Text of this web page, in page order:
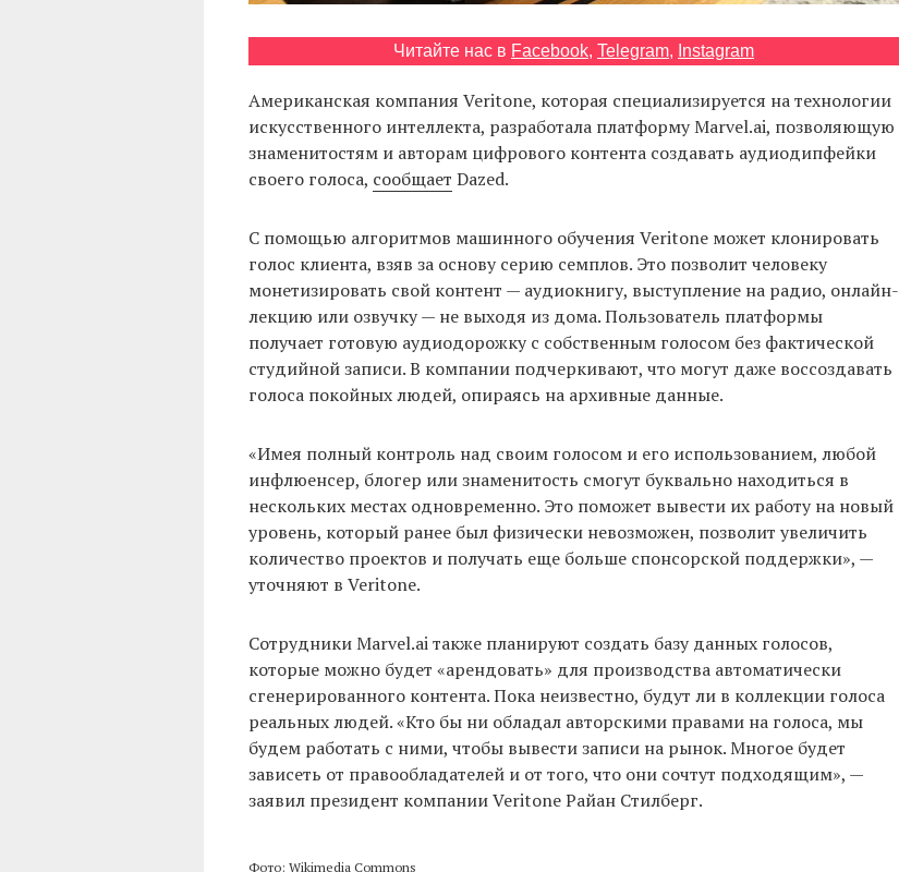
Читайте нас в Facebook, Telegram, Instagram
Американская компания Veritone, которая специализируется на технологии
искусственного интеллекта, разработала платформу Marvel.ai, позволяющую
знаменитостям и авторам цифрового контента создавать аудиодипфейки
своего голоса, сообщает Dazed.
С помощью алгоритмов машинного обучения Veritone может клонировать
голос клиента, взяв за основу серию семплов. Это позволит человеку
монетизировать свой контент — аудиокнигу, выступление на радио, онлайн-
лекцию или озвучку — не выходя из дома. Пользователь платформы
получает готовую аудиодорожку с собственным голосом без фактической
студийной записи. В компании подчеркивают, что могут даже воссоздавать
голоса покойных людей, опираясь на архивные данные.
«Имея полный контроль над своим голосом и его использованием, любой
инфлюенсер, блогер или знаменитость смогут буквально находиться в
нескольких местах одновременно. Это поможет вывести их работу на новый
уровень, который ранее был физически невозможен, позволит увеличить
количество проектов и получать еще больше спонсорской поддержки», —
уточняют в Veritone.
Сотрудники Marvel.ai также планируют создать базу данных голосов,
которые можно будет «арендовать» для производства автоматически
сгенерированного контента. Пока неизвестно, будут ли в коллекции голоса
реальных людей. «Кто бы ни обладал авторскими правами на голоса, мы
будем работать с ними, чтобы вывести записи на рынок. Многое будет
зависеть от правообладателей и от того, что они сочтут подходящим», —
заявил президент компании Veritone Райан Стилберг.
Фото: Wikimedia Commons